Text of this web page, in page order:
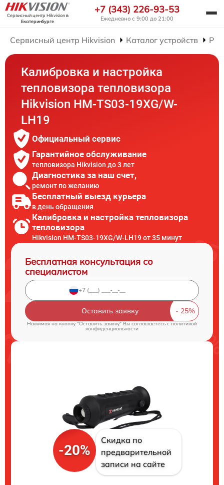
Сервисный центр Hikvisionв
Екатеринбурге
+7 (343) 226-93-53
Ежедневно с 9:00 до 21:00
Сервисный центр Hikvision Каталог устройств
Калибровка и настройка
тепловизора тепловизора
Hikvision HM-TS03-19XG/W-
LH19
Официальный сервис
Гарантийное обслуживание
тепловизора Hikvision до 3 лет
Диагностика за наш счет,
ремонт по желанию
Бесплатный выезд курьера
в день обращения
Калибровка и настройка тепловизора
тепловизора
Hikvision HM-TS03-19XG/W-LH19 от 35 минут
Бесплатная консультация со
специалистом
Оставить заявку
Нажимая на кнопку "Оставить заявку" Вы соглашаетесь cполитикой
конфиденциальности
-20%
Скидка по
предварительной
записи на сайте